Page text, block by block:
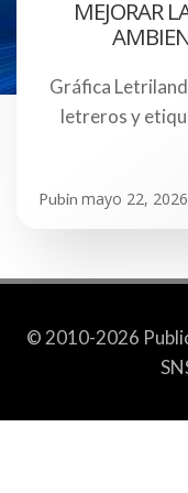
MEJORAR
Gráfica
letreros y
Pubin mayo 22, 2026
© 2010-2026